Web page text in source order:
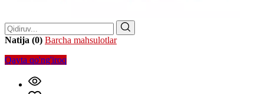
Natija (0) Barcha mahsulotlar
Qayta qo'ng'iroq